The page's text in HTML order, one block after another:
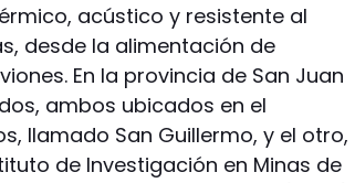
acústico y resistente al
desde la alimentación de
En la provincia de San Juan
ambos ubicados en el
llamado San Guillermo, y el otro,
de Investigación en Minas de